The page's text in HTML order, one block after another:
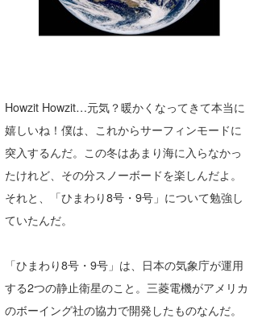
Howzit Howzit…元気？暖かくなってきて本当に
嬉しいね！僕は、これからサーフィンモードに
突入するんだ。この冬はあまり海に入らなかっ
たけれど、その分スノーボードを楽しんだよ。
それと、「ひまわり8号・9号」について勉強し
ていたんだ。
「ひまわり8号・9号」は、日本の気象庁が運用
する2つの静止衛星のこと。三菱電機がアメリカ
のボーイング社の協力で開発したものなんだ。
四国
沖縄
ルール＆How to
サーファーズ
ライター/寄稿メディア